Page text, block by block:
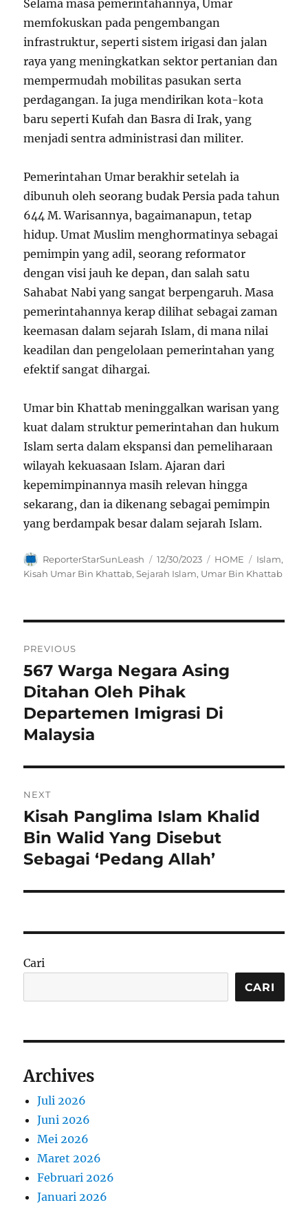
Selama masa pemerintahannya, Umar
memfokuskan pada pengembangan
infrastruktur, seperti sistem irigasi dan jalan
raya yang meningkatkan sektor pertanian dan
mempermudah mobilitas pasukan serta
perdagangan. Ia juga mendirikan kota-kota
baru seperti Kufah dan Basra di Irak, yang
menjadi sentra administrasi dan militer.
Pemerintahan Umar berakhir setelah ia
dibunuh oleh seorang budak Persia pada tahun
644 M. Warisannya, bagaimanapun, tetap
hidup. Umat Muslim menghormatinya sebagai
pemimpin yang adil, seorang reformator
dengan visi jauh ke depan, dan salah satu
Sahabat Nabi yang sangat berpengaruh. Masa
pemerintahannya kerap dilihat sebagai zaman
keemasan dalam sejarah Islam, di mana nilai
keadilan dan pengelolaan pemerintahan yang
efektif sangat dihargai.
Umar bin Khattab meninggalkan warisan yang
kuat dalam struktur pemerintahan dan hukum
Islam serta dalam ekspansi dan pemeliharaan
wilayah kekuasaan Islam. Ajaran dari
kepemimpinannya masih relevan hingga
sekarang, dan ia dikenang sebagai pemimpin
yang berdampak besar dalam sejarah Islam.
Author
ReporterStarSunLeash
Posted
on
12/30/2023 Categories
HOME Tags
Islam,
Kisah Umar Bin Khattab,Sejarah Islam, Umar Bin Khattab
pos
PREVIOUS
Previous
post:
567 Warga Negara Asing
Ditahan Oleh Pihak
Departemen Imigrasi Di
Malaysia
NEXT
Next
post:
Kisah Panglima Islam Khalid
Bin Walid Yang Disebut
Sebagai ‘Pedang Allah’
Cari
CARI
Archives
Juli 2026
Juni 2026
Mei 2026
Maret 2026
Februari 2026
Januari 2026